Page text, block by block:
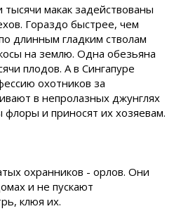
макак задействованы
Гораздо быстрее, чем
длинным гладким стволам
на землю. Одна обезьяна
плодов. А в Сингапуре
охотников за
в непролазных джунглях
и приносят их хозяевам.
охранников - орлов. Они
и не пускают
клюя их.